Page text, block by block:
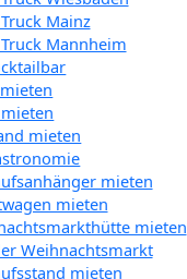
Mainz
Mannheim
mieten
mieten
mieten
mieten
Weihnachtsmarkt
mieten